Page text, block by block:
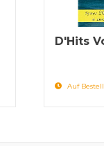
D'Hits
Auf